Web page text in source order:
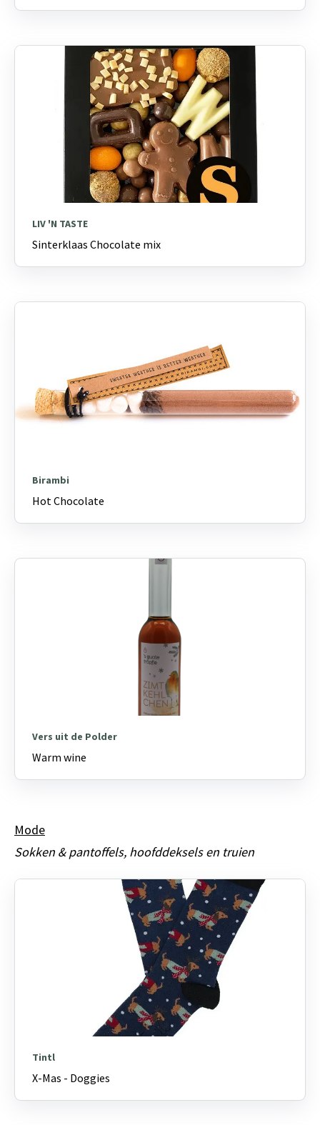
LIV 'N TASTE
Sinterklaas Chocolate mix
Birambi
Hot Chocolate
Vers uit de Polder
Warm wine
Mode
Sokken & pantoffels, hoofddeksels en truien
Tintl
X-Mas - Doggies